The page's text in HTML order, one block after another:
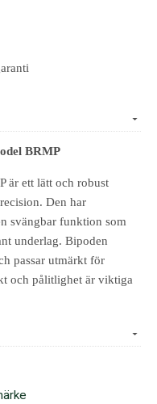
BRMP
är ett lätt och robust
Den har
svängbar funktion som
underlag. Bipoden
passar utmärkt för
och pålitlighet är viktiga